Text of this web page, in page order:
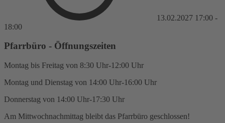
13.02.2027 17:00 -
18:00
Pfarrbüro - Öffnungszeiten
Montag bis Freitag von 8:30 Uhr-12:00 Uhr
Montag und Dienstag von 14:00 Uhr-16:00 Uhr
Donnerstag von 14:00 Uhr-17:30 Uhr
Am Mittwochnachmittag bleibt das Pfarrbüro geschlossen!